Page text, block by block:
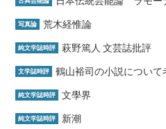
写真論 荒木経惟論
純文学誌時評 萩野篤人 文芸誌批評
文学誌時評 鶴山裕司の小説につい
純文学誌時評 文學界
純文学誌時評 新潮